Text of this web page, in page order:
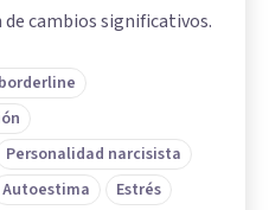
cambios significativos.
Personalidad narcisista
Autoestima
Estrés